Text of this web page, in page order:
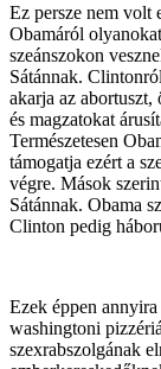
Ez persze nem volt
Obamáról
szeánszokon
Sátánnak.
akarja az abortuszt,
és magzatokat
Természetesen
támogatja ezért a
végre. Mások
Sátánnak. Obama
Clinton pedig
Ezek éppen
washingtoni
szexrabszolgának